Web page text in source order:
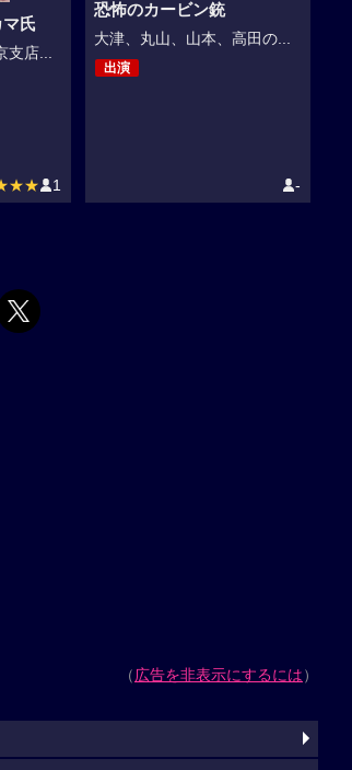
氏
店...
1
恐怖のカービン銃
大津、丸山、山本、高田の...
出演
-
（広告を非表示にするには）